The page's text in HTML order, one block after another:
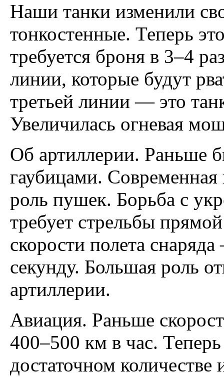
Наши танки изменили
тонкостенные. Теперь
требуется броня в 3–4
линии, которые будут
третьей линии — это
Увеличилась огневая
Об артиллерии. Раньше
гаубицами. Современная
роль пушек. Борьба с
требует стрельбы
скорости полета
секунду. Большая роль
артиллерии.
Авиация. Раньше
400–500 км в час.
достаточном